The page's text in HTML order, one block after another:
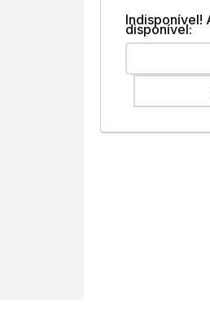
Indisponível!
disponível: